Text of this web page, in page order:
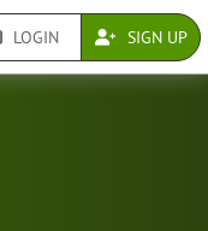
LOGIN SIGN UP